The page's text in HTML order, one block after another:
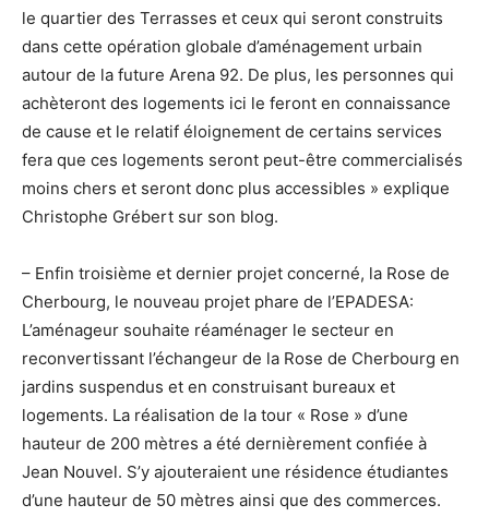
le quartier des Terrasses et ceux qui seront construits
dans cette opération globale d’aménagement urbain
autour de la future Arena 92. De plus, les personnes qui
achèteront des logements ici le feront en connaissance
de cause et le relatif éloignement de certains services
fera que ces logements seront peut-être commercialisés
moins chers et seront donc plus accessibles » explique
Christophe Grébert sur son blog.
– Enfin troisième et dernier projet concerné, la Rose de
Cherbourg, le nouveau projet phare de l’EPADESA:
L’aménageur souhaite réaménager le secteur en
reconvertissant l’échangeur de la Rose de Cherbourg en
jardins suspendus et en construisant bureaux et
logements. La réalisation de la tour « Rose » d’une
hauteur de 200 mètres a été dernièrement confiée à
Jean Nouvel. S’y ajouteraient une résidence étudiantes
d’une hauteur de 50 mètres ainsi que des commerces.